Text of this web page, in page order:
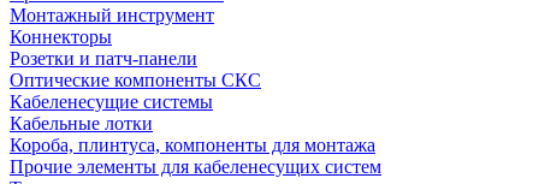
Монтажный инструмент
Коннекторы
Розетки и патч-панели
Оптические компоненты СКС
Кабеленесущие системы
Кабельные лотки
Короба, плинтуса, компоненты для монтажа
Прочие элементы для кабеленесущих систем